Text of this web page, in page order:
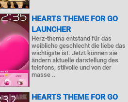
HEARTS THEME FOR GO
LAUNCHER
Herz-thema entstand für das
weibliche geschlecht die liebe das
wichtigste ist. Jetzt können sie
ändern aktuelle darstellung des
telefons, stilvolle und von der
masse ..
HEARTS THEME FOR GO